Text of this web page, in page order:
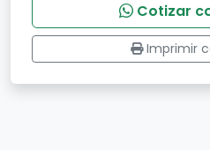
Cotizar
Imprimir